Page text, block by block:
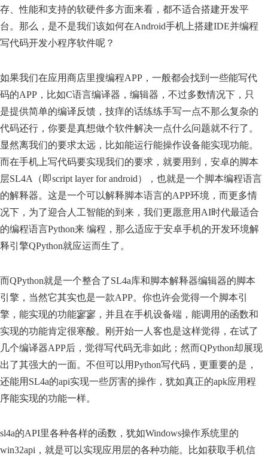
存、性能和支持的软硬件多方面来看，都不适合搭建开发平
台。那么，是不是我们该如何在Android手机上搭建IDE并编程
写代码开发小程序软件呢？
如果我们在应用商店里搜编程APP，一般都会找到一些能写代
码的APP，比如C语言编译器，编辑器，不过多数情况下，只
是提供简单的编译反馈，技痒的话练练手写一点不那么复杂的
代码还行，你要是真想做个软件解决一点什么问题就不行了。
显然离我们的要求太远，比如能运行能操作设备能实现功能。
而在手机上写代码要实现我们的要求，就要用到，安卓的脚本
层SL4A（即script layer for android），也就是一个脚本编程语言
的解释器。这是一个可以解释脚本语言的APP环境，而更多情
况下，为了迎合人工智能的到来，我们更愿意用AI时代最适合
的编程语言Python来 编程，那么适应于安卓手机的开发环境解
释引擎QPython就应运而生了。
而QPython就是一个整合了SL4a库和脚本解释器编辑器的脚本
引擎，当然它其实也是一款APP。你也许会觉得一个脚本引
擎，能实现的功能寥寥，并且在手机设备端，能调用的函数和
实现的功能肯定很寒酸。刚开始一人客也是这样觉得，在试了
几个编译器APP后，觉得写代码无非如此；然而QPython却展现
出了其强大的一面。不但可以用Python写代码，更重要的是，
还能用SL4a的api实现一些厉害的操作，犹如真正的apk应用程
序能实现的功能一样。
sl4a的API里各种各样的函数，犹如Windows操作系统里的
win32api，就是可以实现应用层的各种功能。比如获取手机信